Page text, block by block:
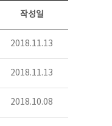
작성일
2018.11.13
2018.11.13
2018.10.08